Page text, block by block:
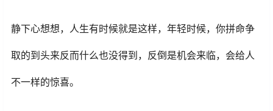
静下心想想，人生有时候就是这样，年轻时候，你拼命争
取的到头来反而什么也没得到，反倒是机会来临，会给人
不一样的惊喜。